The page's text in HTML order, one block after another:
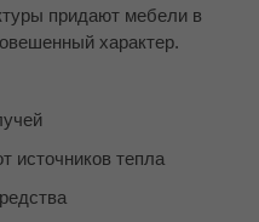
придают мебели в
характер.
источников тепла